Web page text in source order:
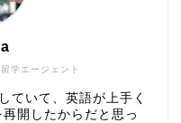
学エージェント
ていて、英語が上手く
開したからだと思っ